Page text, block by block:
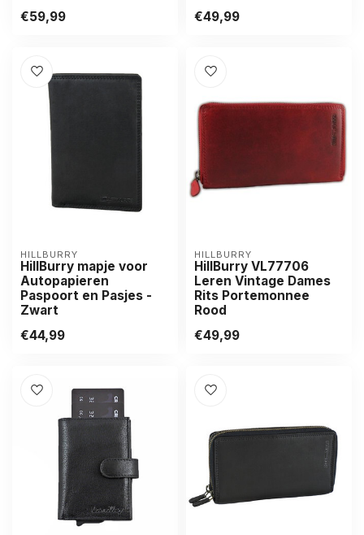
€59,99
€49,99
HILLBURRY
HillBurry mapje voor
Autopapieren
Paspoort en Pasjes -
Zwart
€44,99
HILLBURRY
HillBurry VL77706
Leren Vintage Dames
Rits Portemonnee
Rood
€49,99